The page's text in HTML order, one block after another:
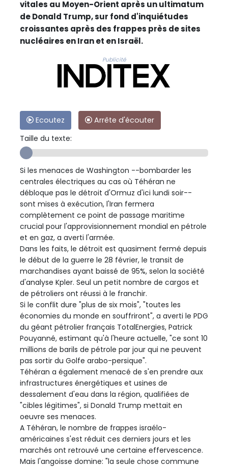
vitales au Moyen-Orient après un ultimatum
de Donald Trump, sur fond d'inquiétudes
croissantes après des frappes près de sites
nucléaires en Iran et en Israël.
Publicité
Ecoutez
Arrête d'écouter
Taille du texte:
Si les menaces de Washington --bombarder les
centrales électriques au cas où Téhéran ne
débloque pas le détroit d'Ormuz d'ici lundi soir--
sont mises à exécution, l'Iran fermera
complètement ce point de passage maritime
crucial pour l'approvisionnement mondial en pétrole
et en gaz, a averti l'armée.
Dans les faits, le détroit est quasiment fermé depuis
le début de la guerre le 28 février, le transit de
marchandises ayant baissé de 95%, selon la société
d'analyse Kpler. Seul un petit nombre de cargos et
de pétroliers ont réussi à le franchir.
Si le conflit dure "plus de six mois", "toutes les
économies du monde en souffriront", a averti le PDG
du géant pétrolier français TotalEnergies, Patrick
Pouyanné, estimant qu'à l'heure actuelle, "ce sont 10
millions de barils de pétrole par jour qui ne peuvent
pas sortir du Golfe arabo-persique".
Téhéran a également menacé de s'en prendre aux
infrastructures énergétiques et usines de
dessalement d'eau dans la région, qualifiées de
"cibles légitimes", si Donald Trump mettait en
oeuvre ses menaces.
A Téhéran, le nombre de frappes israélo-
américaines s'est réduit ces derniers jours et les
marchés ont retrouvé une certaine effervescence.
Mais l'angoisse domine: "la seule chose commune